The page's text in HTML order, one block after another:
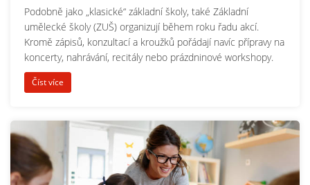
Podobně jako „klasické“ základní školy, také Základní
umělecké školy (ZUŠ) organizují během roku řadu akcí.
Kromě zápisů, konzultací a kroužků pořádají navíc přípravy na
koncerty, nahrávání, recitály nebo prázdninové workshopy.
Číst více